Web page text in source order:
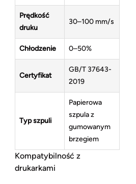
Prędkość
druku
30–100 mm/s
Chłodzenie 0–50%
Certyfikat
GB/T 37643-
2019
Typ szpuli
Papierowa
szpula z
gumowanym
brzegiem
Kompatybilność z
drukarkami